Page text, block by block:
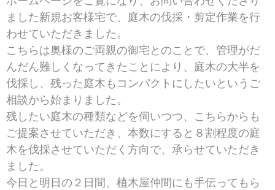
ました新規お客様宅で、庭木の伐採・剪定作業を行
わせていただきました。
こちらは奥様のご両親の御宅とのことで、管理がだ
んだん難しくなってきたことにより、庭木の大半を
伐採し、残った庭木もコンパクトにしたいというご
相談から始まりました。
残したい庭木の種類などを伺いつつ、こちらからも
ご提案させていただき、本数にすると８割程度の庭
木を伐採させていただく方向で、承らせていただき
ました。
今日と明日の２日間、植木屋仲間にも手伝ってもら